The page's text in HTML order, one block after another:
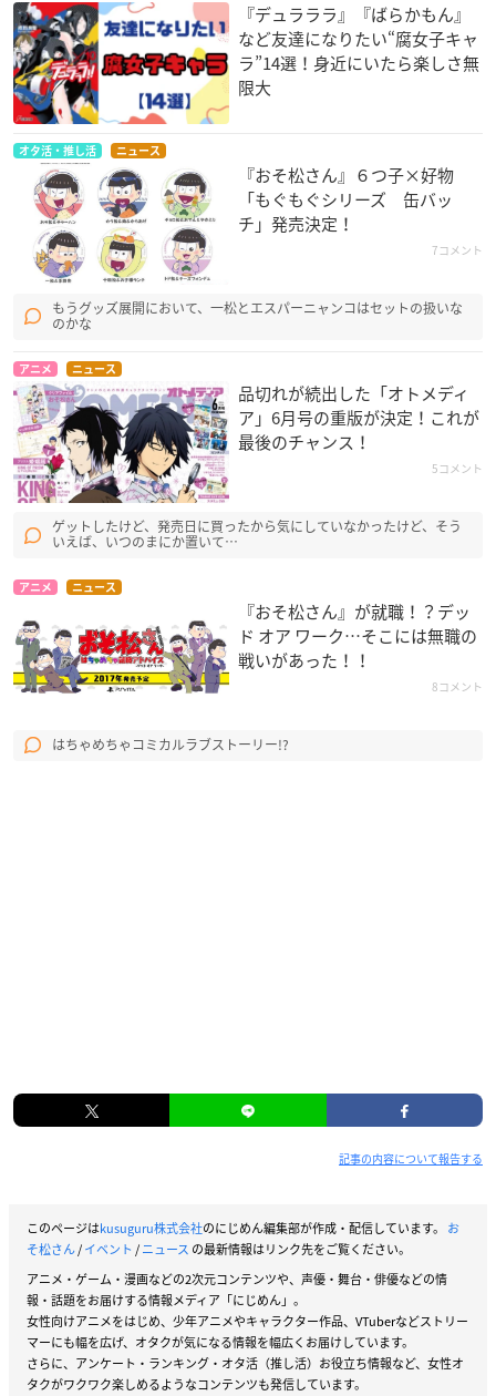
『デュラララ』『ばらかもん』
など友達になりたい“腐女子キャ
ラ”14選！身近にいたら楽しさ無
限大
オタ活・推し活 ニュース
『おそ松さん』６つ子×好物
「もぐもぐシリーズ 缶バッ
チ」発売決定！
7コメント
もうグッズ展開において、一松とエスパーニャンコはセットの扱いな
のかな
アニメ ニュース
品切れが続出した「オトメディ
ア」6月号の重版が決定！これが
最後のチャンス！
5コメント
ゲットしたけど、発売日に買ったから気にしていなかったけど、そう
いえば、いつのまにか置いて…
アニメ ニュース
『おそ松さん』が就職！？デッ
ド オア ワーク…そこには無職の
戦いがあった！！
8コメント
はちゃめちゃコミカルラブストーリー!?
記事の内容について報告する
このページはkusuguru株式会社のにじめん編集部が作成・配信しています。 お
そ松さん/イベント /ニュース の最新情報はリンク先をご覧ください。
アニメ・ゲーム・漫画などの2次元コンテンツや、声優・舞台・俳優などの情
報・話題をお届けする情報メディア「にじめん」。
女性向けアニメをはじめ、少年アニメやキャラクター作品、VTuberなどストリー
マーにも幅を広げ、オタクが気になる情報を幅広くお届けしています。
さらに、アンケート・ランキング・オタ活（推し活）お役立ち情報など、女性オ
タクがワクワク楽しめるようなコンテンツも発信しています。